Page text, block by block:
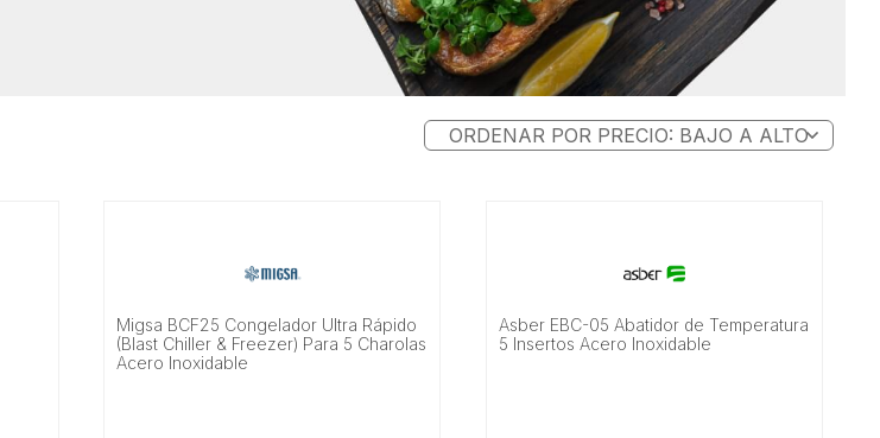
Migsa BCF25 Congelador Ultra Rápido
(Blast Chiller & Freezer) Para 5 Charolas
Acero Inoxidable
Asber EBC-05 Abatidor de Temperatura
5 Insertos Acero Inoxidable